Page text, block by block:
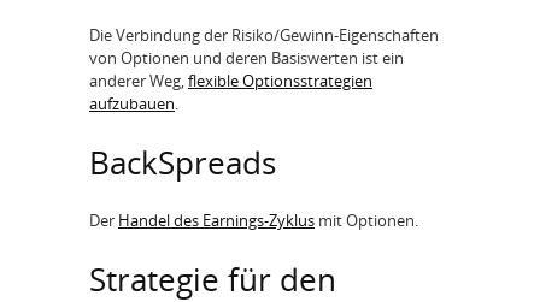
Die Verbindung der Risiko/Gewinn-Eigenschaften
von Optionen und deren Basiswerten ist ein
anderer Weg,flexible Optionsstrategien
aufzubauen.
BackSpreads
Der Handel des Earnings-Zyklus mit Optionen.
Strategie für den